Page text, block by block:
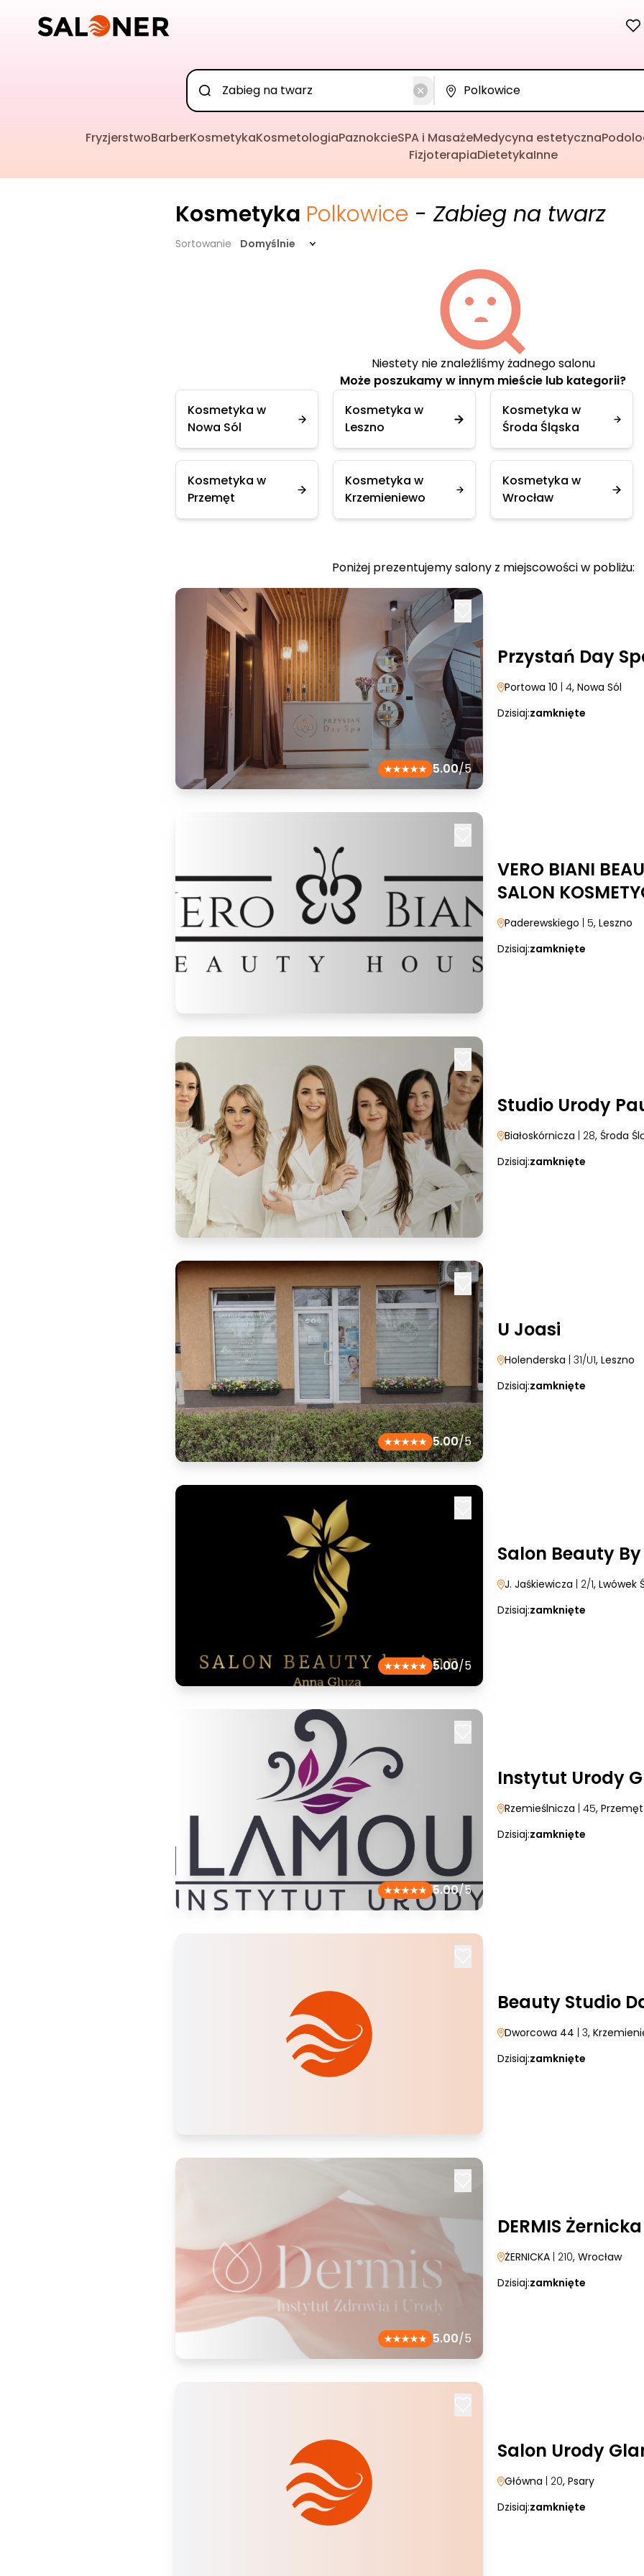
FryzjerstwoBarberKosmetykaKosmetologiaPaznokcieSPA i MasażeMedycyna estetyczna
FizjoterapiaDietetykaInne
Kosmetyka Polkowice - Zabieg na twarz
Sortowanie Domyślnie
Niestety nie znaleźliśmy żadnego salonu
Może poszukamy w innym mieście lub kategorii?
Kosmetyka w
Nowa Sól
Kosmetyka w
Leszno
Kosmetyka w
Środa Śląska
Kosmetyka w
Przemęt
Kosmetyka w
Krzemieniewo
Kosmetyka w
Wrocław
Poniżej prezentujemy salony z miejscowości w pobliżu:
5.00/5
Przystań Day
Portowa 10 | 4, Nowa Sól
Dzisiaj:zamknięte
VERO BIANI
SALON
Paderewskiego | 5, Leszno
Dzisiaj:zamknięte
Studio Urody
Białoskórnicza | 28, Środa
Dzisiaj:zamknięte
5.00/5
U Joasi
Holenderska | 31/U1, Leszno
Dzisiaj:zamknięte
5.00/5
Salon Beauty
J. Jaśkiewicza | 2/1, Lwówek
Dzisiaj:zamknięte
5.00/5
Instytut Urody
Rzemieślnicza | 45, Przemęt
Dzisiaj:zamknięte
Beauty Studio
Dworcowa 44 | 3,
Dzisiaj:zamknięte
5.00/5
DERMIS Żernicka
ŻERNICKA | 210, Wrocław
Dzisiaj:zamknięte
Salon Urody
Główna | 20, Psary
Dzisiaj:zamknięte